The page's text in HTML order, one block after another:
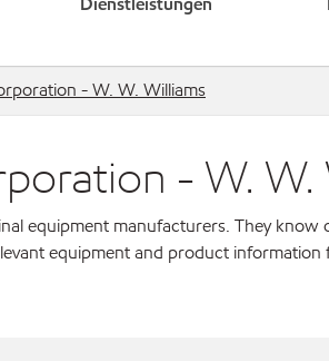
- W. W. Williams
- W. W.
equipment manufacturers. They
equipment and product information